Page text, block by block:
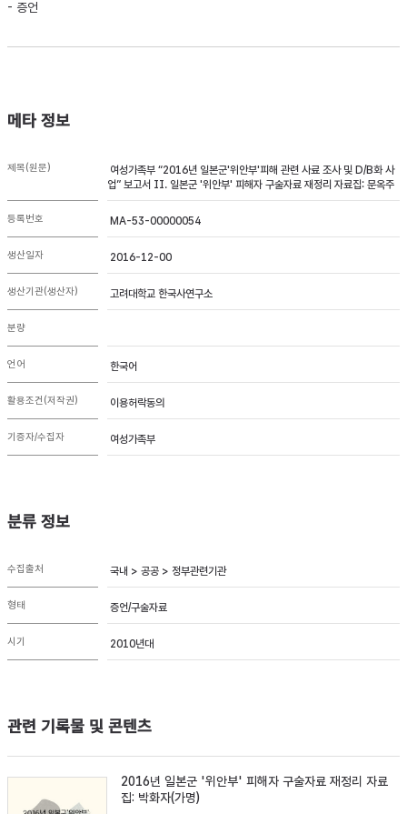
- 증언
메타 정보
제목(원문)
여성가족부 “2016년 일본군'위안부'피해 관련 사료 조사 및 D/B화 사
업” 보고서 II. 일본군 '위안부' 피해자 구술자료 재정리 자료집: 문옥주
등록번호 MA-53-00000054
생산일자 2016-12-00
생산기관(생산자) 고려대학교 한국사연구소
분량
언어 한국어
활용조건(저작권) 이용허락동의
기증자/수집자 여성가족부
분류 정보
수집출처 국내 > 공공 > 정부관련기관
형태 증언/구술자료
시기 2010년대
관련 기록물 및 콘텐츠
2016년 일본군 '위안부' 피해자 구술자료 재정리 자료
집: 박화자(가명)